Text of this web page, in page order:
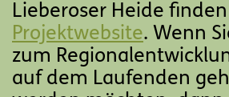
Lieberoser Heide
Projektwebsite. Wenn
zum
auf dem Laufenden